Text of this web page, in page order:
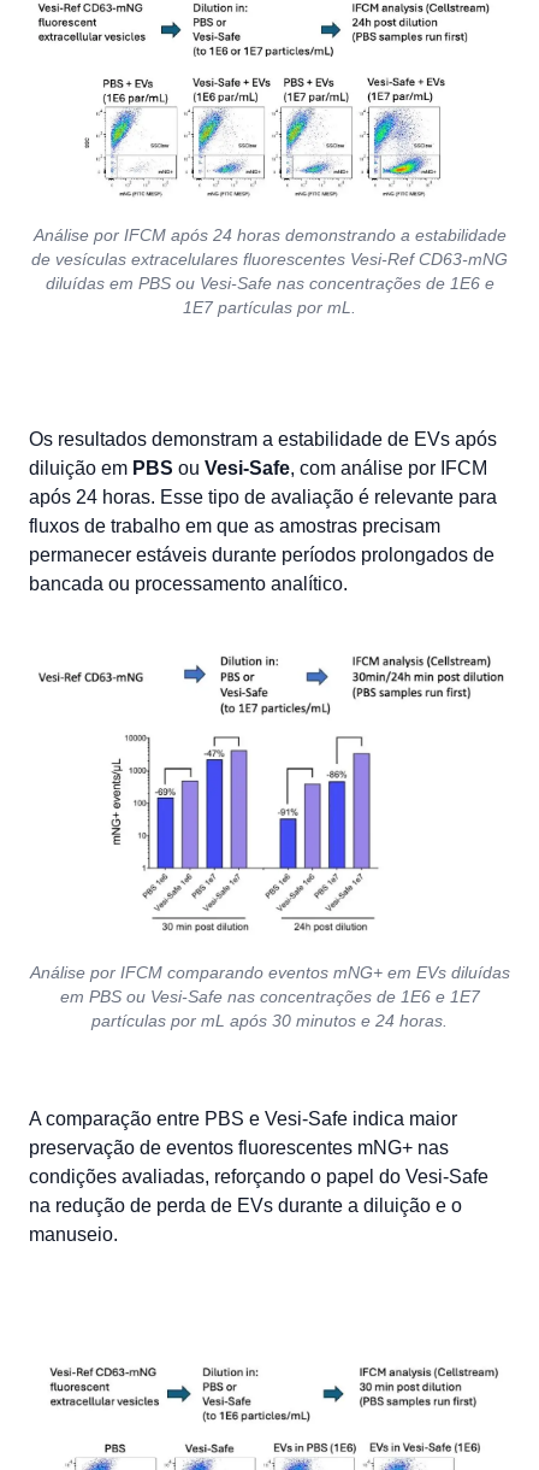
Análise por IFCM após 24 horas demonstrando a estabilidade
de vesículas extracelulares fluorescentes Vesi-Ref CD63-mNG
diluídas em PBS ou Vesi-Safe nas concentrações de 1E6 e
1E7 partículas por mL.
Os resultados demonstram a estabilidade de EVs após
diluição em PBS ou Vesi-Safe, com análise por IFCM
após 24 horas. Esse tipo de avaliação é relevante para
fluxos de trabalho em que as amostras precisam
permanecer estáveis durante períodos prolongados de
bancada ou processamento analítico.
Análise por IFCM comparando eventos mNG+ em EVs diluídas
em PBS ou Vesi-Safe nas concentrações de 1E6 e 1E7
partículas por mL após 30 minutos e 24 horas.
A comparação entre PBS e Vesi-Safe indica maior
preservação de eventos fluorescentes mNG+ nas
condições avaliadas, reforçando o papel do Vesi-Safe
na redução de perda de EVs durante a diluição e o
manuseio.